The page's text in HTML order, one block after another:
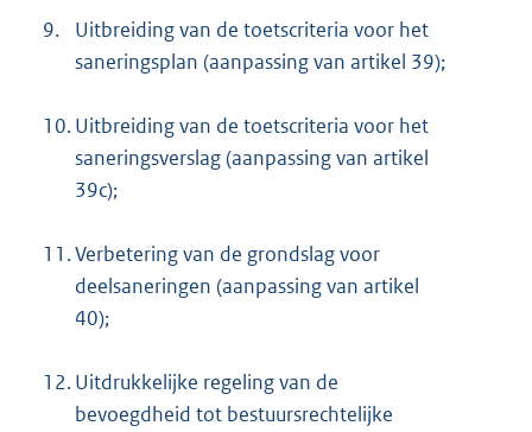
9.
Uitbreiding van de toetscriteria voor het
saneringsplan (aanpassing van artikel 39);
10.Uitbreiding van de toetscriteria voor het
saneringsverslag (aanpassing van artikel
39c);
11.Verbetering van de grondslag voor
deelsaneringen (aanpassing van artikel
40);
12.Uitdrukkelijke regeling van de
bevoegdheid tot bestuursrechtelijke